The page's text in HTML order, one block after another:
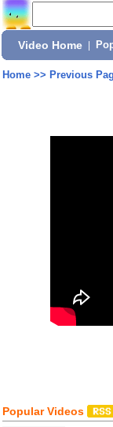
Video Home
Home>> Previous
Popular Videos